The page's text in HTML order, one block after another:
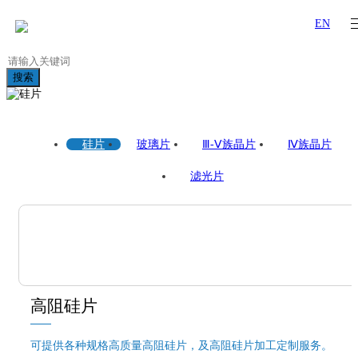
EN
搜索
硅片 玻璃片 Ⅲ-Ⅴ族晶片 Ⅳ族晶片
滤光片
高阻硅片
可提供各种规格高质量高阻硅片，及高阻硅片加工定制服务。